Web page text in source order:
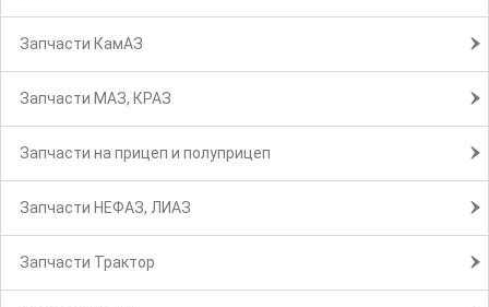
Запчасти КамАЗ
Запчасти МАЗ, КРАЗ
Запчасти на прицеп и полуприцеп
Запчасти НЕФАЗ, ЛИАЗ
Запчасти Трактор